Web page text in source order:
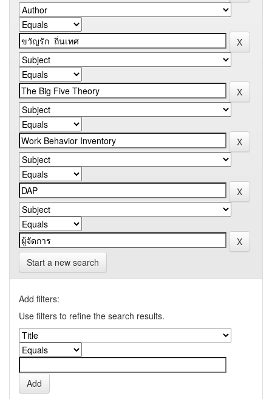
Start a new search
Add filters:
Use filters to refine the search results.